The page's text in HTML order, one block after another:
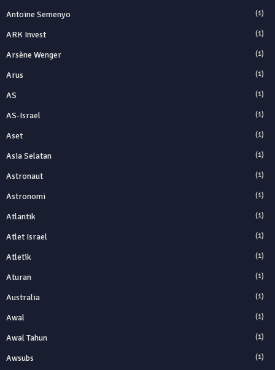
Antoine Semenyo (1)
ARK Invest (1)
Arsène Wenger (1)
Arus (1)
AS (1)
AS-Israel (1)
Aset (1)
Asia Selatan (1)
Astronaut (1)
Astronomi (1)
Atlantik (1)
Atlet Israel (1)
Atletik (1)
Aturan (1)
Australia (1)
Awal (1)
Awal Tahun (1)
Awsubs (1)